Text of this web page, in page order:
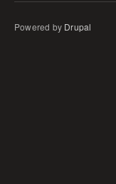
Powered by Drupal